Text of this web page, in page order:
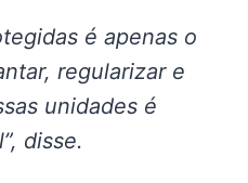
é apenas o
regularizar e
unidades é
disse.